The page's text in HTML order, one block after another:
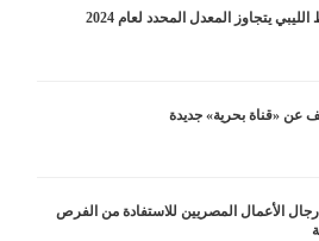
الليبي يتجاوز المعدل المحدد لعام 2024
«قناة بحرية» جديدة
رجال الأعمال المصريين للاستفادة من الفرص